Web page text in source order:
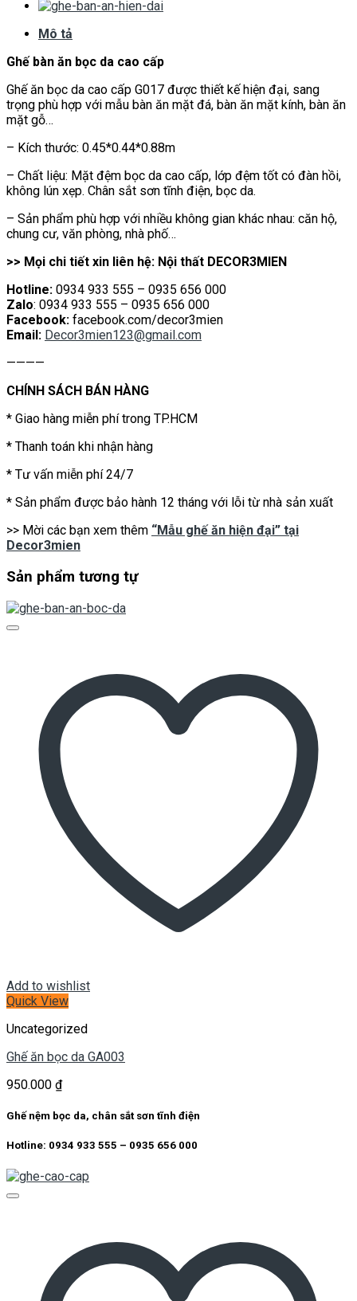
Mô tả
Ghế bàn ăn bọc da cao cấp
Ghế ăn bọc da cao cấp G017 được thiết kế hiện đại, sang
trọng phù hợp với mẫu bàn ăn mặt đá, bàn ăn mặt kính, bàn ăn
mặt gỗ…
– Kích thước: 0.45*0.44*0.88m
– Chất liệu: Mặt đệm bọc da cao cấp, lớp đệm tốt có đàn hồi,
không lún xẹp. Chân sắt sơn tĩnh điện, bọc da.
– Sản phẩm phù hợp với nhiều không gian khác nhau: căn hộ,
chung cư, văn phòng, nhà phố…
>> Mọi chi tiết xin liên hệ: Nội thất DECOR3MIEN
Hotline: 0934 933 555 – 0935 656 000
Zalo: 0934 933 555 – 0935 656 000
Facebook: facebook.com/decor3mien
Email: Decor3mien123@gmail.com
————
CHÍNH SÁCH BÁN HÀNG
* Giao hàng miễn phí trong TP.HCM
* Thanh toán khi nhận hàng
* Tư vấn miễn phí 24/7
* Sản phẩm được bảo hành 12 tháng với lỗi từ nhà sản xuất
>> Mời các bạn xem thêm “Mẫu ghế ăn hiện đại” tại
Decor3mien
Sản phẩm tương tự
Add to wishlist
Quick View
Uncategorized
Ghế ăn bọc da GA003
950.000 ₫
Ghế nệm bọc da, chân sắt sơn tĩnh điện
Hotline: 0934 933 555 – 0935 656 000